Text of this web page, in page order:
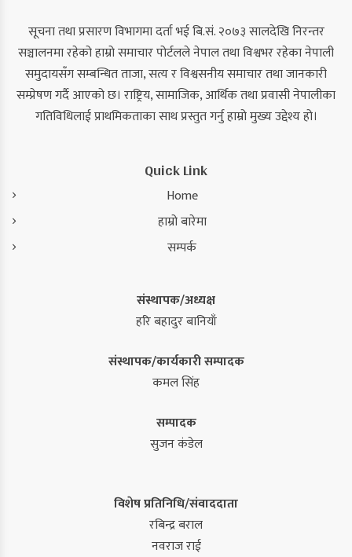
सूचना तथा प्रसारण विभागमा दर्ता भई बि.सं. २०७३ सालदेखि निरन्तर
सञ्चालनमा रहेको हाम्रो समाचार पोर्टलले नेपाल तथा विश्वभर रहेका नेपाली
समुदायसँग सम्बन्धित ताजा, सत्य र विश्वसनीय समाचार तथा जानकारी
सम्प्रेषण गर्दै आएको छ। राष्ट्रिय, सामाजिक, आर्थिक तथा प्रवासी नेपालीका
गतिविधिलाई प्राथमिकताका साथ प्रस्तुत गर्नु हाम्रो मुख्य उद्देश्य हो।
Quick Link
Home
हाम्रो बारेमा
सम्पर्क
संस्थापक/अध्यक्ष
हरि बहादुर बानियाँ
संस्थापक/कार्यकारी सम्पादक
कमल सिंह
सम्पादक
सुजन कंडेल
विशेष प्रतिनिधि/संवाददाता
रबिन्द्र बराल
नवराज राई